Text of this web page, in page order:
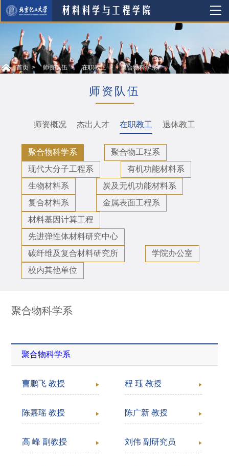
首页 师资队伍 在职教工 聚合物科学系
师资队伍
师资概况 杰出人才 在职教工 退休教工
聚合物科学系
聚合物工程系
现代大分子工程系
有机功能材料系
生物材料系
炭及无机功能材料系
复合材料系
金属表面工程系
材料基因计算工程
先进弹性体材料研究中心
碳纤维及复合材料研究所
学院办公室
校内其他单位
聚合物科学系
聚合物科学系
曹鹏飞 教授 程 珏 教授
陈嘉瑶 教授 陈广新 教授
高 峰 副教授 刘伟 副研究员